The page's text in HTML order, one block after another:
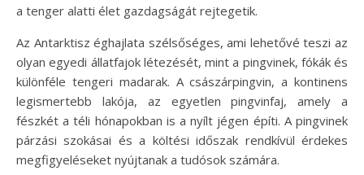
a tenger alatti élet gazdagságát rejtegetik.
Az Antarktisz éghajlata szélsőséges, ami lehetővé teszi az
olyan egyedi állatfajok létezését, mint a pingvinek, fókák és
különféle tengeri madarak. A császárpingvin, a kontinens
legismertebb lakója, az egyetlen pingvinfaj, amely a
fészkét a téli hónapokban is a nyílt jégen építi. A pingvinek
párzási szokásai és a költési időszak rendkívül érdekes
megfigyeléseket nyújtanak a tudósok számára.